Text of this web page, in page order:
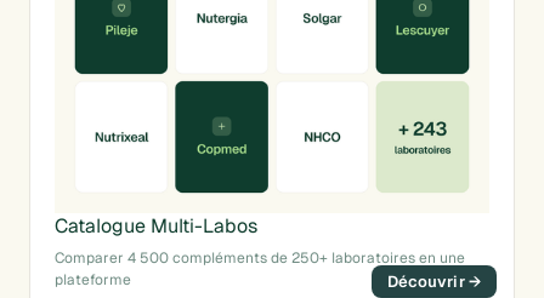
Catalogue Multi-Labos
Comparer 4 500 compléments de 250+ laboratoires en une
plateforme